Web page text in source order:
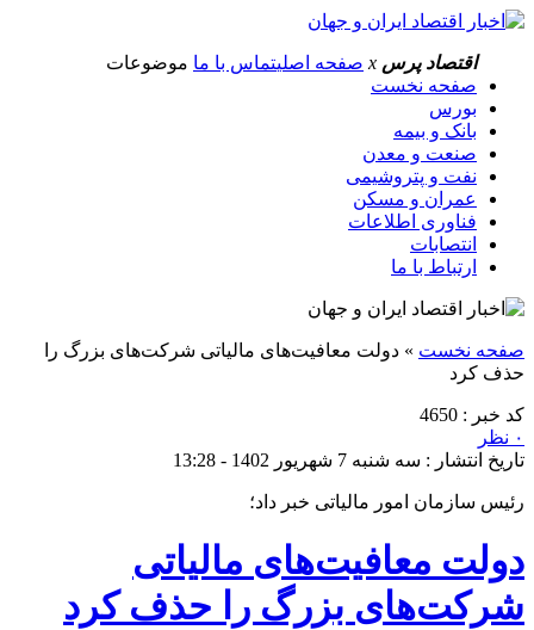
اقتصاد پرس x صفحه اصلیتماس با ما موضوعات
صفحه نخست
بورس
بانک و بیمه
صنعت و معدن
نفت و پتروشیمی
عمران و مسکن
فناوری اطلاعات
انتصابات
ارتباط با ما
صفحه نخست » دولت معافیت‌های مالیاتی شرکت‌های بزرگ را
حذف کرد
کد خبر : 4650
۰ نظر
تاریخ انتشار : سه شنبه 7 شهریور 1402 - 13:28
رئیس سازمان امور مالیاتی خبر داد؛
دولت معافیت‌های مالیاتی
شرکت‌های بزرگ را حذف کرد